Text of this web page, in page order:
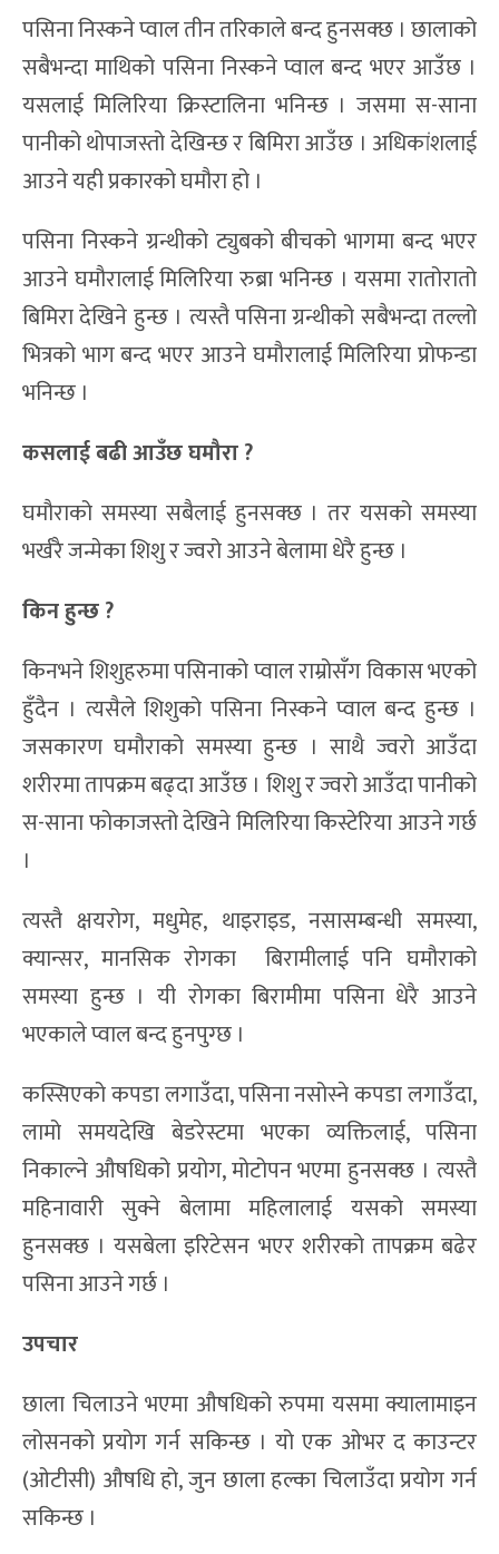
पसिना निस्कने प्वाल तीन तरिकाले बन्द हुनसक्छ । छालाको
सबैभन्दा माथिको पसिना निस्कने प्वाल बन्द भएर आउँछ ।
यसलाई मिलिरिया क्रिस्टालिना भनिन्छ । जसमा स-साना
पानीको थोपाजस्तो देखिन्छ र बिमिरा आउँछ । अधिकांशलाई
आउने यही प्रकारको घमौरा हो ।
पसिना निस्कने ग्रन्थीको ट्युबको बीचको भागमा बन्द भएर
आउने घमौरालाई मिलिरिया रुब्रा भनिन्छ । यसमा रातोरातो
बिमिरा देखिने हुन्छ । त्यस्तै पसिना ग्रन्थीको सबैभन्दा तल्लो
भित्रको भाग बन्द भएर आउने घमौरालाई मिलिरिया प्रोफन्डा
भनिन्छ ।
कसलाई बढी आउँछ घमौरा ?
घमौराको समस्या सबैलाई हुनसक्छ । तर यसको समस्या
भर्खरै जन्मेका शिशु र ज्वरो आउने बेलामा धेरै हुन्छ ।
किन हुन्छ ?
किनभने शिशुहरुमा पसिनाको प्वाल राम्रोसँग विकास भएको
हुँदैन । त्यसैले शिशुको पसिना निस्कने प्वाल बन्द हुन्छ ।
जसकारण घमौराको समस्या हुन्छ । साथै ज्वरो आउँदा
शरीरमा तापक्रम बढ्दा आउँछ । शिशु र ज्वरो आउँदा पानीको
स-साना फोकाजस्तो देखिने मिलिरिया किस्टेरिया आउने गर्छ
।
त्यस्तै क्षयरोग, मधुमेह, थाइराइड, नसासम्बन्धी समस्या,
क्यान्सर, मानसिक रोगका बिरामीलाई पनि घमौराको
समस्या हुन्छ । यी रोगका बिरामीमा पसिना धेरै आउने
भएकाले प्वाल बन्द हुनपुग्छ ।
कस्सिएको कपडा लगाउँदा, पसिना नसोस्ने कपडा लगाउँदा,
लामो समयदेखि बेडरेस्टमा भएका व्यक्तिलाई, पसिना
निकाल्ने औषधिको प्रयोग, मोटोपन भएमा हुनसक्छ । त्यस्तै
महिनावारी सुक्ने बेलामा महिलालाई यसको समस्या
हुनसक्छ । यसबेला इरिटेसन भएर शरीरको तापक्रम बढेर
पसिना आउने गर्छ ।
उपचार
छाला चिलाउने भएमा औषधिको रुपमा यसमा क्यालामाइन
लोसनको प्रयोग गर्न सकिन्छ । यो एक ओभर द काउन्टर
(ओटीसी) औषधि हो, जुन छाला हल्का चिलाउँदा प्रयोग गर्न
सकिन्छ ।